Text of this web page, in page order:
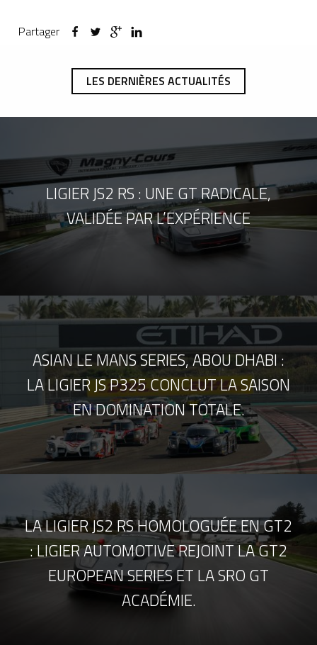
Partager
LES DERNIÈRES ACTUALITÉS
LIGIER JS2 RS : UNE GT RADICALE,
VALIDÉE PAR L’EXPÉRIENCE
ASIAN LE MANS SERIES, ABOU DHABI :
LA LIGIER JS P325 CONCLUT LA SAISON
EN DOMINATION TOTALE.
LA LIGIER JS2 RS HOMOLOGUÉE EN GT2
: LIGIER AUTOMOTIVE REJOINT LA GT2
EUROPEAN SERIES ET LA SRO GT
ACADÉMIE.